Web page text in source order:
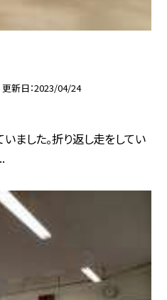
更新日 2023/04/24
ました。折り返し走をしてい